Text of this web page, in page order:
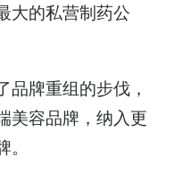
大的私营制药公
品牌重组的步伐，
美容品牌，纳入更